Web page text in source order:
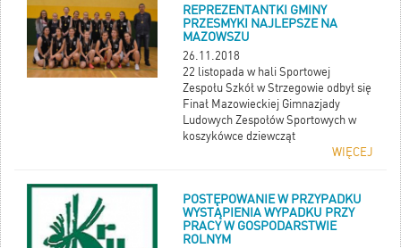
REPREZENTANTKI GMINY
PRZESMYKI NAJLEPSZE NA
MAZOWSZU
26.11.2018
22 listopada w hali Sportowej
Zespołu Szkół w Strzegowie odbył się
Finał Mazowieckiej Gimnazjady
Ludowych Zespołów Sportowych w
koszykówce dziewcząt
WIĘCEJ
POSTĘPOWANIE W PRZYPADKU
WYSTĄPIENIA WYPADKU PRZY
PRACY W GOSPODARSTWIE
ROLNYM